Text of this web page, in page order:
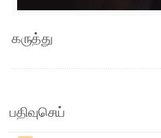
கருத்து
பதிவுசெய்